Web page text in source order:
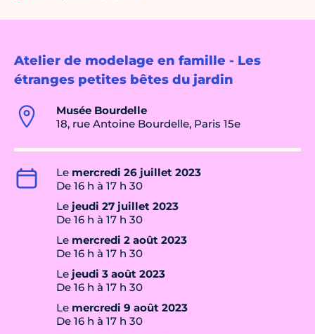
Atelier de modelage en famille - Les
étranges petites bêtes du jardin
Musée Bourdelle
18, rue Antoine Bourdelle, Paris 15e
Le mercredi 26 juillet 2023
De 16 h à 17 h 30
Le jeudi 27 juillet 2023
De 16 h à 17 h 30
Le mercredi 2 août 2023
De 16 h à 17 h 30
Le jeudi 3 août 2023
De 16 h à 17 h 30
Le mercredi 9 août 2023
De 16 h à 17 h 30